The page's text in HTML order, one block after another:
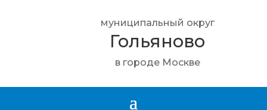
муниципальный округ
Гольяново
в городе Москве